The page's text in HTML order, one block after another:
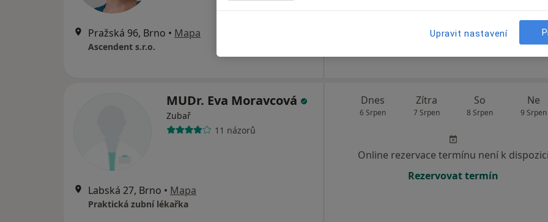
Pražská 96, Brno • Mapa
Ascendent s.r.o.
MUDr. Eva Moravcová
Zubař
11 názorů
Labská 27, Brno • Mapa
Praktická zubní lékařka
Dnes
6 Srpen
Zítra
7 Srpen
So
8 Srpen
Ne
9 Srpen
Online rezervace termínu není k dispozici
Rezervovat termín
Upravit nastavení